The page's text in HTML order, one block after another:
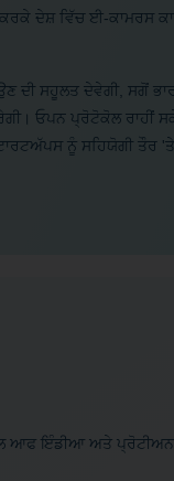
ਦੇਸ਼ ਵਿੱਚ ਈ-ਕਾਮਰਸ
ਦੀ ਸਹੂਲਤ ਦੇਵੇਗੀ, ਸਗੋਂ
ਓਪਨ ਪ੍ਰੋਟੋਕੋਲ ਰਾਹੀਂ
ਨੂੰ ਸਹਿਯੋਗੀ ਤੌਰ
ਆਫ ਇੰਡੀਆ ਅਤੇ